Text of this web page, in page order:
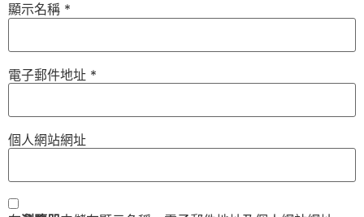
顯示名稱 *
電子郵件地址 *
個人網站網址